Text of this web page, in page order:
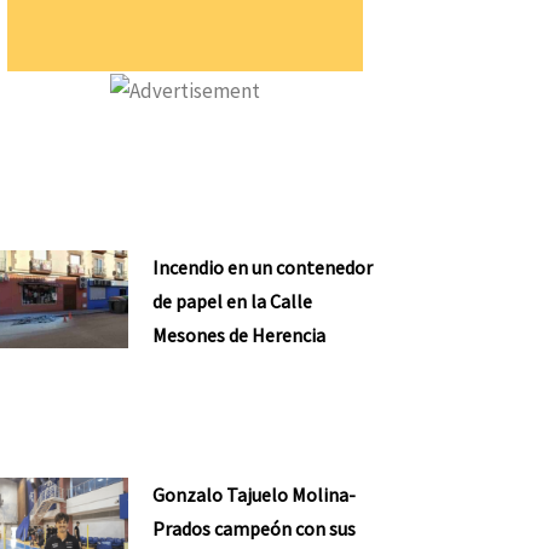
Incendio en un contenedor
de papel en la Calle
Mesones de Herencia
Gonzalo Tajuelo Molina-
Prados campeón con sus